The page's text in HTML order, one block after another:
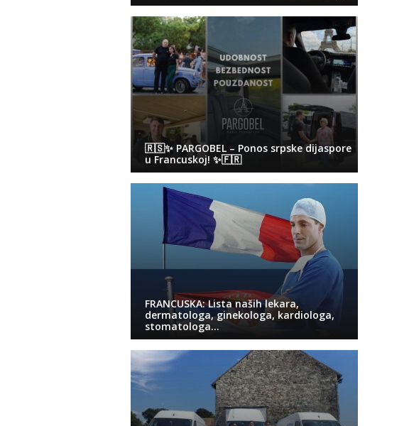
🇷🇸✨ PARGOBEL – Ponos srpske dijaspore
u Francuskoj! ✨🇫🇷
FRANCUSKA: Lista naših lekara,
dermatologa, ginekologa, kardiologa,
stomatologa…